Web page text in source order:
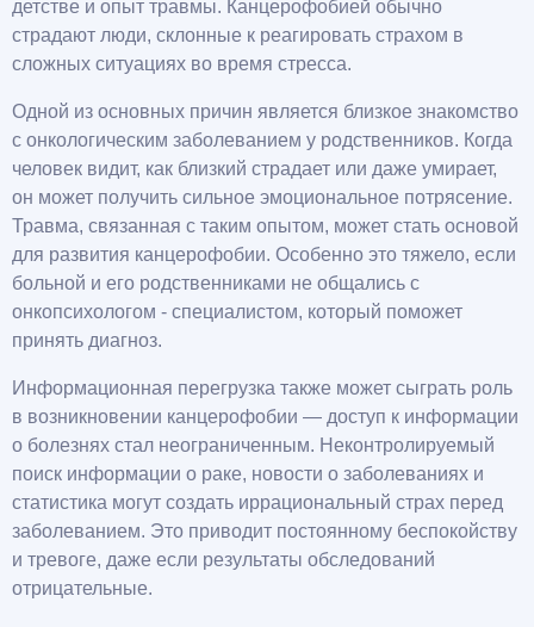
детстве и опыт травмы. Канцерофобией обычно
страдают люди, склонные к реагировать страхом в
сложных ситуациях во время стресса.
Одной из основных причин является близкое знакомство
с онкологическим заболеванием у родственников. Когда
человек видит, как близкий страдает или даже умирает,
он может получить сильное эмоциональное потрясение.
Травма, связанная с таким опытом, может стать основой
для развития канцерофобии. Особенно это тяжело, если
больной и его родственниками не общались с
онкопсихологом - специалистом, который поможет
принять диагноз.
Информационная перегрузка также может сыграть роль
в возникновении канцерофобии — доступ к информации
о болезнях стал неограниченным. Неконтролируемый
поиск информации о раке, новости о заболеваниях и
статистика могут создать иррациональный страх перед
заболеванием. Это приводит постоянному беспокойству
и тревоге, даже если результаты обследований
отрицательные.